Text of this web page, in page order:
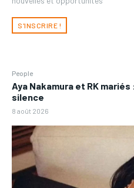
S'INSCRIRE !
People
Aya Nakamura et RK
silence
8 août 2026